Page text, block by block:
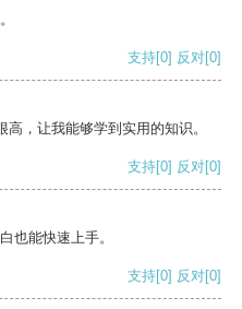
支持[0] 反对[0]
，让我能够学到实用的知识。
支持[0] 反对[0]
也能快速上手。
支持[0] 反对[0]